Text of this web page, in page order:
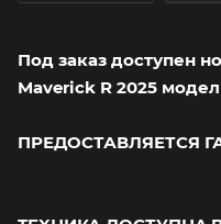
Под заказ доступен
Maverick R 2025
ПРЕДОСТАВЛЯЕТСЯ